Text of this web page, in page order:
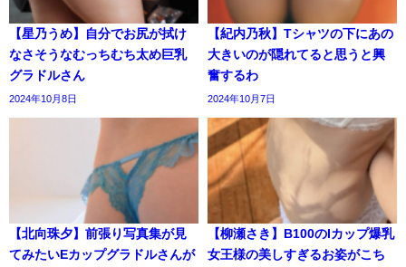
【星乃うめ】自分でお尻が拭け
なさそうなむっちむち太め巨乳
グラドルさん
2024年10月8日
【紀内乃秋】Tシャツの下にあの
大きいのが隠れてると思うと興
奮するわ
2024年10月7日
【北向珠夕】前張り写真集が見
てみたいEカップグラドルさんが
【柳瀬さき】B100のIカップ爆乳
女王様の美しすぎるお姿がこち